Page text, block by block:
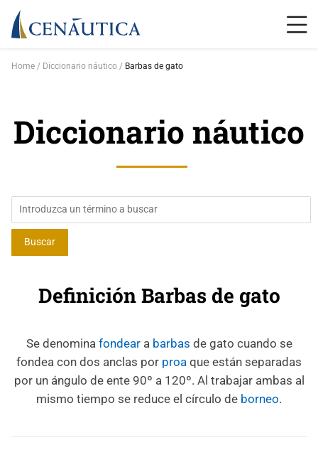
Home Diccionario náutico Barbas de gato
Diccionario náutico
Definición Barbas de gato
Se denomina fondeara barbas de gato cuando se
fondea con dos anclas por proa que están separadas
por un ángulo de ente 90º a 120º. Al trabajar ambas al
mismo tiempo se reduce el círculo de borneo.